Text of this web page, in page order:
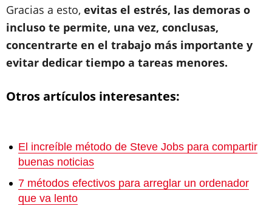
Gracias a esto, evitas el estrés, las demoras o
incluso te permite, una vez, conclusas,
concentrarte en el trabajo más importante y
evitar dedicar tiempo a tareas menores.
Otros artículos interesantes:
El increíble método de Steve Jobs para compartir
buenas noticias
7 métodos efectivos para arreglar un ordenador
que va lento